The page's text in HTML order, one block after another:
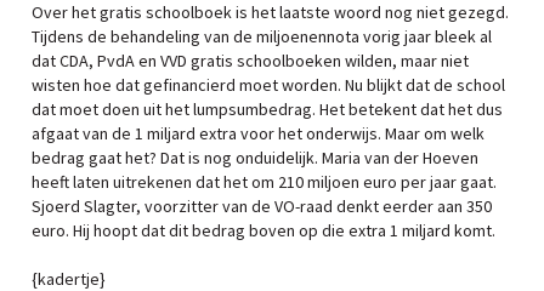
Over het gratis schoolboek is het laatste woord nog niet gezegd.
Tijdens de behandeling van de miljoenennota vorig jaar bleek al
dat CDA, PvdA en VVD gratis schoolboeken wilden, maar niet
wisten hoe dat gefinancierd moet worden. Nu blijkt dat de school
dat moet doen uit het lumpsumbedrag. Het betekent dat het dus
afgaat van de 1 miljard extra voor het onderwijs. Maar om welk
bedrag gaat het? Dat is nog onduidelijk. Maria van der Hoeven
heeft laten uitrekenen dat het om 210 miljoen euro per jaar gaat.
Sjoerd Slagter, voorzitter van de VO-raad denkt eerder aan 350
euro. Hij hoopt dat dit bedrag boven op die extra 1 miljard komt.
{kadertje}